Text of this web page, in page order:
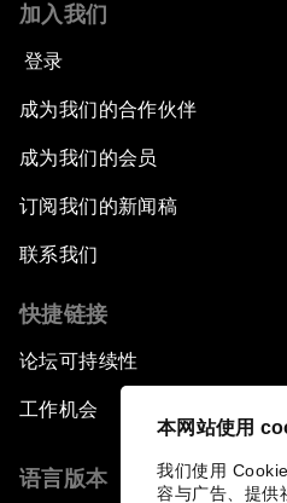
本网站使用
我们使用
容与广告、提供
加入我们
登录
成为我们的合作伙伴
成为我们的会员
订阅我们的新闻稿
联系我们
快捷链接
论坛可持续性
工作机会
语言版本